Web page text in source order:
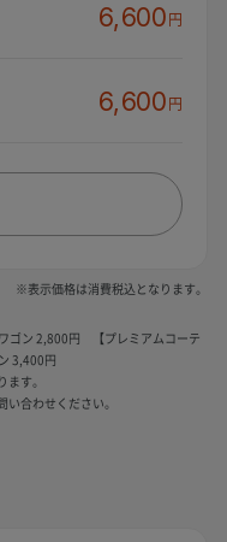
6,600円
6,600円
※表示価格は消費税込となります。
ゴン 2,800円 【プレミアムコーテ
3,400円
す。
合わせください。